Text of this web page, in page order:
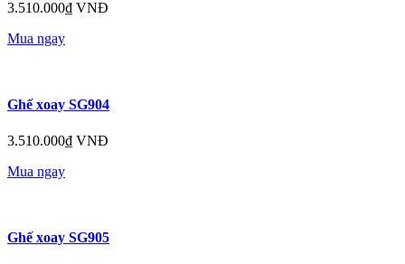
3.510.000₫ VNĐ
Mua ngay
Ghế xoay SG904
3.510.000₫ VNĐ
Mua ngay
Ghế xoay SG905